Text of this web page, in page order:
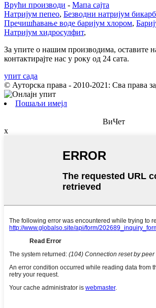
Врући производи - Мапа сајта
Натријум пепео, Безводни натријум
Пречишћавање воде баријум хлором,
Натријум хидросулфит,
За упите о нашим производима, оставите
контактирајте нас у року од 24 сата.
упит сада
© Ауторска права - 2010-2021: Сва права
Пошаљи имејл
ВиЧет
x